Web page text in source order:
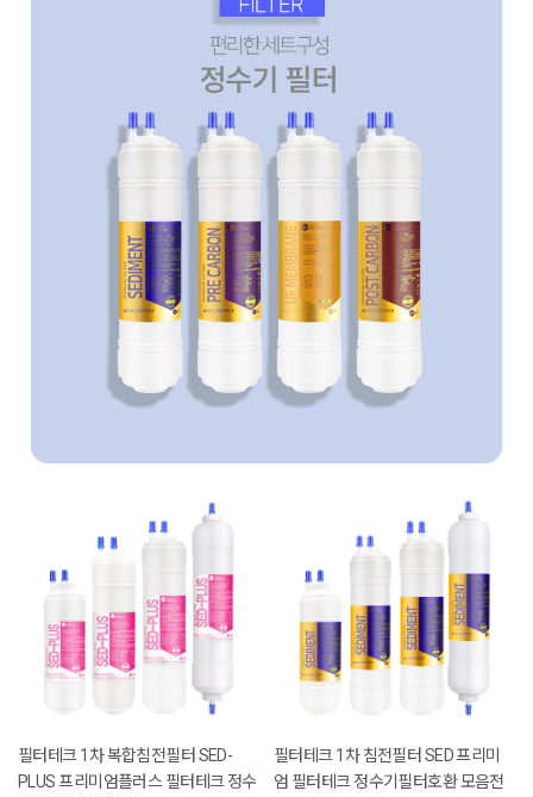
필터테크 1차 복합침전필터 SED-
PLUS 프리미엄플러스 필터테크 정수
필터테크 1차 침전필터 SED 프리미
엄 필터테크 정수기필터호환 모음전